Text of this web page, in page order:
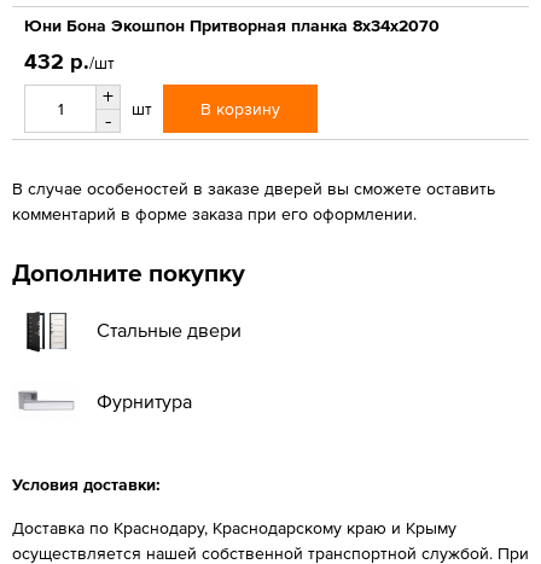
Юни Бона Экошпон Притворная планка 8x34x2070
432 р./шт
+
-
шт В корзину
В случае особеностей в заказе дверей вы сможете оставить
комментарий в форме заказа при его оформлении.
Дополните покупку
Стальные двери
Фурнитура
Условия доставки:
Доставка по Краснодару, Краснодарскому краю и Крыму
осуществляется нашей собственной транспортной службой. При